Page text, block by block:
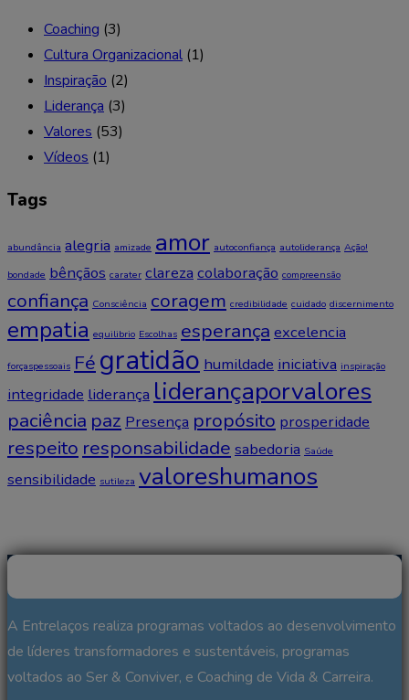
Coaching (3)
Cultura Organizacional (1)
Inspiração (2)
Liderança (3)
Valores (53)
Vídeos (1)
Tags
abundância alegria amizade amor autoconfiança autoliderança Ação!
bondade bênçãos carater clareza colaboração compreensão
confiança Consciência coragem credibilidade cuidado discernimento
empatia equilibrio Escolhas esperança excelencia
forçaspessoais Fé gratidão humildade iniciativa inspiração
integridade liderança liderançaporvalores
paciência paz Presença propósito prosperidade
respeito responsabilidade sabedoria Saúde
sensibilidade sutileza valoreshumanos
A Entrelaços realiza programas voltados ao desenvolvimento
de líderes transformadores e sustentáveis, programas
voltados ao Ser & Conviver, e Coaching de Vida & Carreira.